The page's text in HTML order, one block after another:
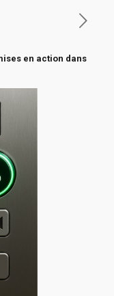
en action dans